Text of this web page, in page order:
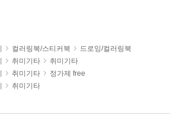
컬러링북/스티커북
드로잉/컬러링북
취미기타
취미기타
취미기타
정가제 free
취미기타